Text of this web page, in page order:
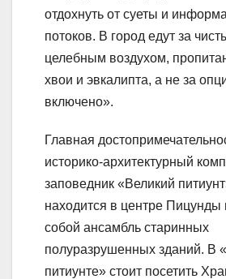
отдохнуть от суеты и
потоков. В город едут за
целебным воздухом,
хвои и эвкалипта, а не за
включено».
Главная
историко-архитектурный
заповедник «Великий
находится в центре Пицунды
собой ансамбль старинных
полуразрушенных зданий. В
питиунте» стоит посетить